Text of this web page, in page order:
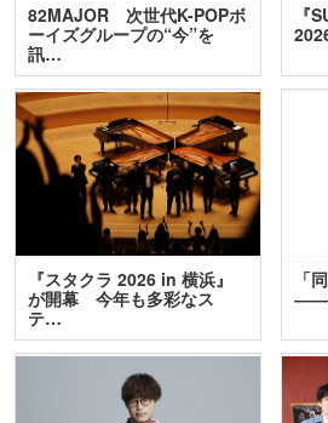
82MAJOR 次世代K-POPボ
ーイズグループの“今”を
訊…
『
『スタクラ 2026 in 横浜』
が開幕 今年も多彩なス
テ…
「